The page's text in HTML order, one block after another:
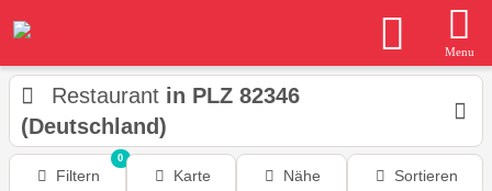
Menu
Restaurant in PLZ 82346
(Deutschland)
Filtern
0
Karte Nähe Sortieren